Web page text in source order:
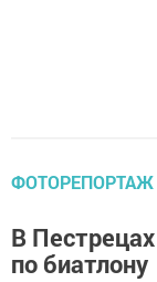
ФОТОРЕПОРТАЖ
В
по биатлону